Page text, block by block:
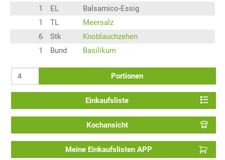
1
EL
Balsamico-Essig
1
TL
Meersalz
6
Stk
Knoblauchzehen
1
Bund Basilikum
Portionen
Einkaufsliste
Kochansicht
Meine Einkaufslisten APP